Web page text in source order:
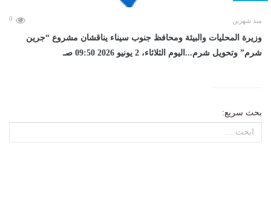
منذ شهرين 0
وزيرة المحليات والبيئة ومحافظ جنوب سيناء يناقشان مشروع “جرين
شرم” وتحويل شرم...اليوم الثلاثاء، 2 يونيو 2026 09:50 صـ
بحث سريع: